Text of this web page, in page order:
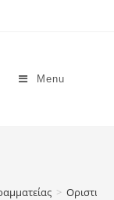
Menu
>